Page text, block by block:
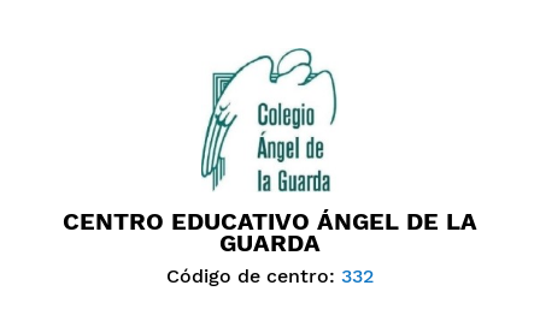
CENTRO EDUCATIVO ÁNGEL DE LA
GUARDA
Código de centro: 332